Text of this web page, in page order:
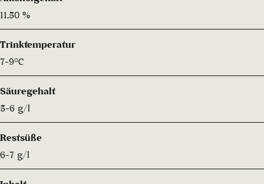
11.50 %
Trinktemperatur
7-9°C
Säuregehalt
5-6 g/l
Restsüße
6-7 g/l